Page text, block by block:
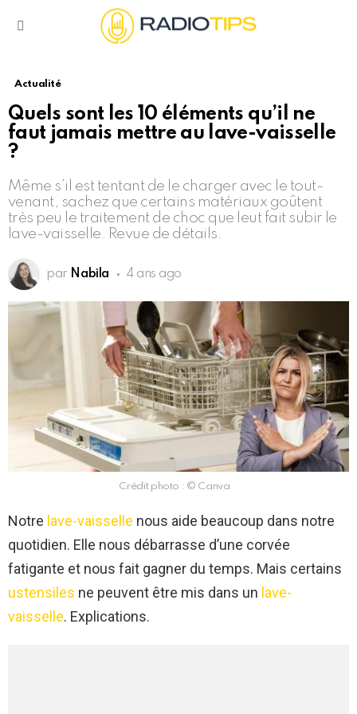
Actualité
Quels sont les 10 éléments qu’il ne
faut jamais mettre au lave-vaisselle
?
Même s’il est tentant de le charger avec le tout-
venant, sachez que certains matériaux goûtent
très peu le traitement de choc que leut fait subir le
lave-vaisselle. Revue de détails.
par Nabila 4 ans ago
Crédit photo : © Canva
Notre lave-vaisselle nous aide beaucoup dans notre
quotidien. Elle nous débarrasse d’une corvée
fatigante et nous fait gagner du temps. Mais certains
ustensiles ne peuvent être mis dans un lave-
vaisselle. Explications.